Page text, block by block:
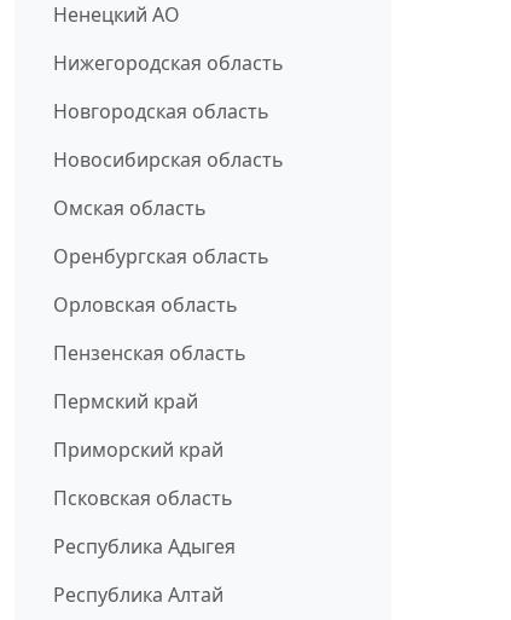
Ненецкий АО
Нижегородская область
Новгородская область
Новосибирская область
Омская область
Оренбургская область
Орловская область
Пензенская область
Пермский край
Приморский край
Псковская область
Республика Адыгея
Республика Алтай